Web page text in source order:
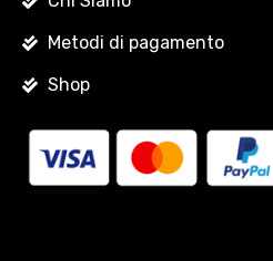
Metodi di pagamento
Shop